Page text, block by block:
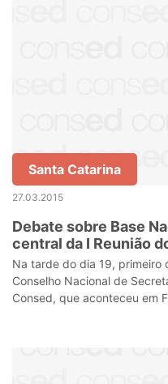
Santa Catarina
27.03.2015
Debate sobre Base
central da I Reunião
Na tarde do dia 19, primeiro
Conselho Nacional de
Consed, que aconteceu em